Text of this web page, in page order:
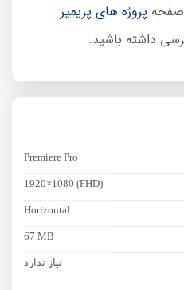
صفحه پروژه های پریمیر
داشته باشید.
Premiere Pro
1920×1080 (FHD)
Horizontal
67 MB
نیاز ندارد